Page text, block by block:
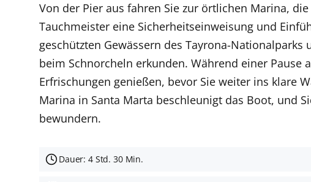
Von der Pier aus fahren Sie zur örtlichen Marina,
Tauchmeister eine Sicherheitseinweisung und
geschützten Gewässern des Tayrona-
beim Schnorcheln erkunden. Während einer Pause
Erfrischungen genießen, bevor Sie weiter ins klare
Marina in Santa Marta beschleunigt das Boot, und
bewundern.
Dauer: 4 Std. 30 Min.